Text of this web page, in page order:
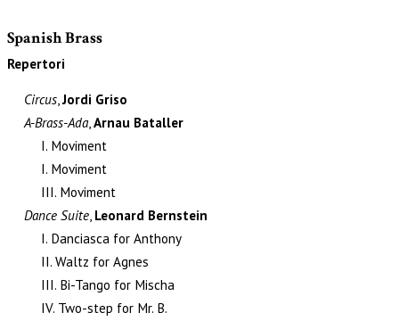
Spanish Brass
Repertori
Circus ,Jordi Griso
A-Brass-Ada,Arnau Bataller
I. Moviment
I. Moviment
III. Moviment
Dance Suite Leonard Bernstein
I. Danciasca for Anthony
II. Waltz for Agnes
III. Bi-Tango for Mischa
IV. Two-step for Mr. B.